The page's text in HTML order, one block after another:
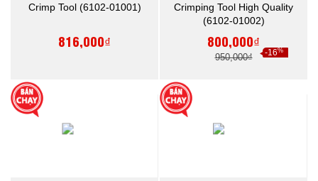
Crimp Tool (6102-01001)
816,000₫
Crimping Tool High Quality
(6102-01002)
800,000₫
950,000₫ -16%